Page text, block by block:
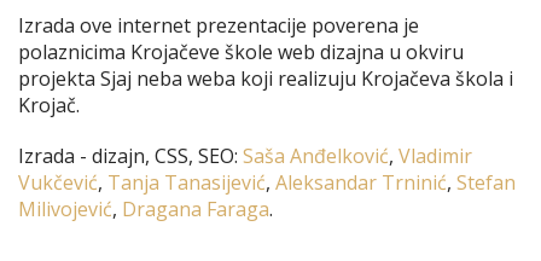
Izrada ove internet prezentacije poverena je
polaznicima Krojačeve škole web dizajna u okviru
projekta Sjaj neba weba koji realizuju Krojačeva škola i
Krojač.
Izrada - dizajn, CSS, SEO: Saša Anđelković, Vladimir
Vukčević, Tanja Tanasijević, Aleksandar Trninić, Stefan
Milivojević, Dragana Faraga.